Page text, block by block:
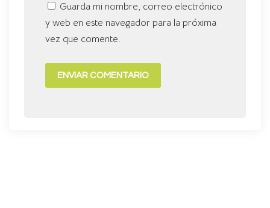
Guarda mi nombre, correo electrónico
y web en este navegador para la próxima
vez que comente.
ENVIAR COMENTARIO